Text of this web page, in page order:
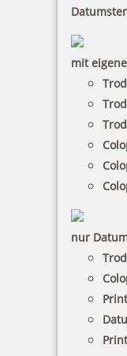
mit
nur
33 Artikel in der